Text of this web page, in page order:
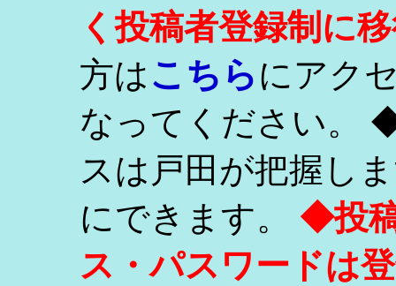
く投稿者登録制に
方はこちらにアク
なってください。
スは戸田が把握し
にできます。 ◆投
ス・パスワードは